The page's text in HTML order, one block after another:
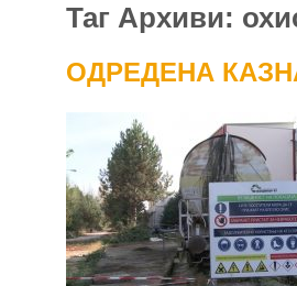
Таг Архиви:
ОДРЕДЕНА